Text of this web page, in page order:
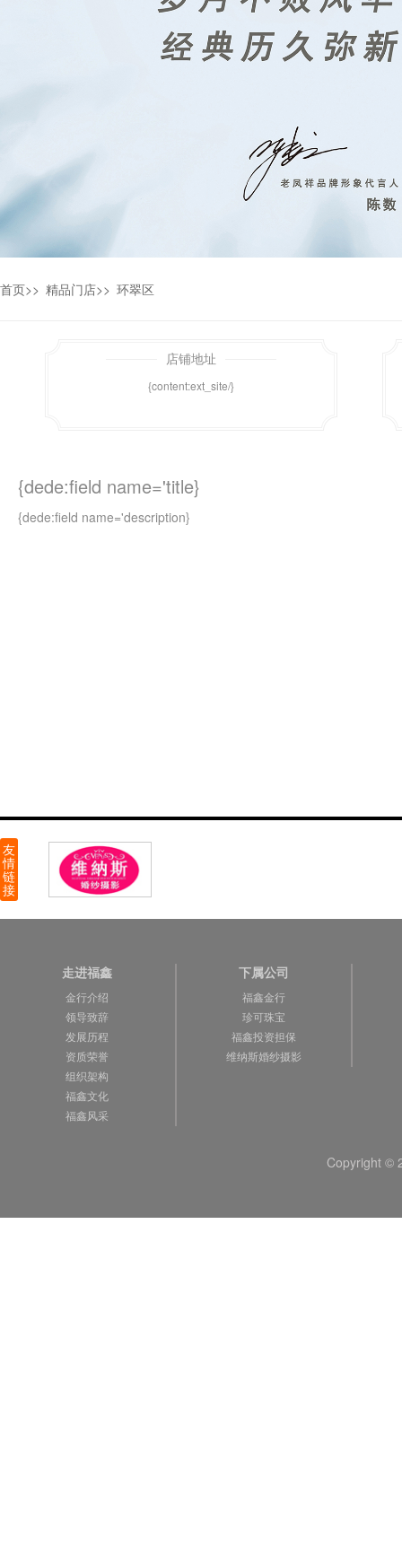
首页>> 精品门店>> 环翠区
店铺地址
{content:ext_site/}
{dede:field name='title}
{dede:field name='description}
走进福鑫
金行介绍
领导致辞
发展历程
资质荣誉
组织架构
福鑫文化
福鑫风采
下属公司
福鑫金行
珍可珠宝
福鑫投资担保
维纳斯婚纱摄影
Copyright ©